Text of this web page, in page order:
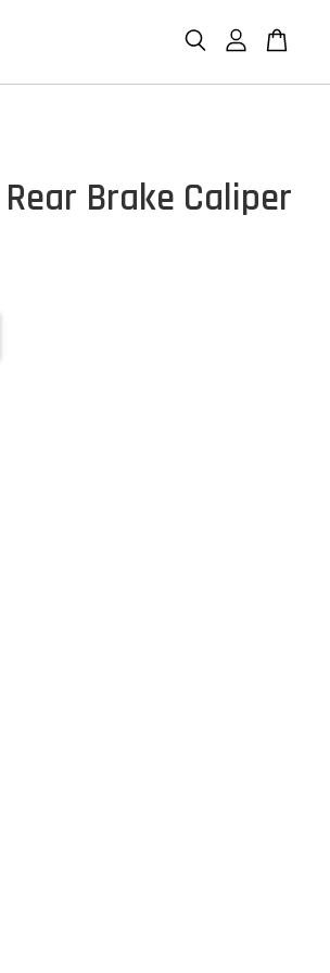
Rear Brake Caliper